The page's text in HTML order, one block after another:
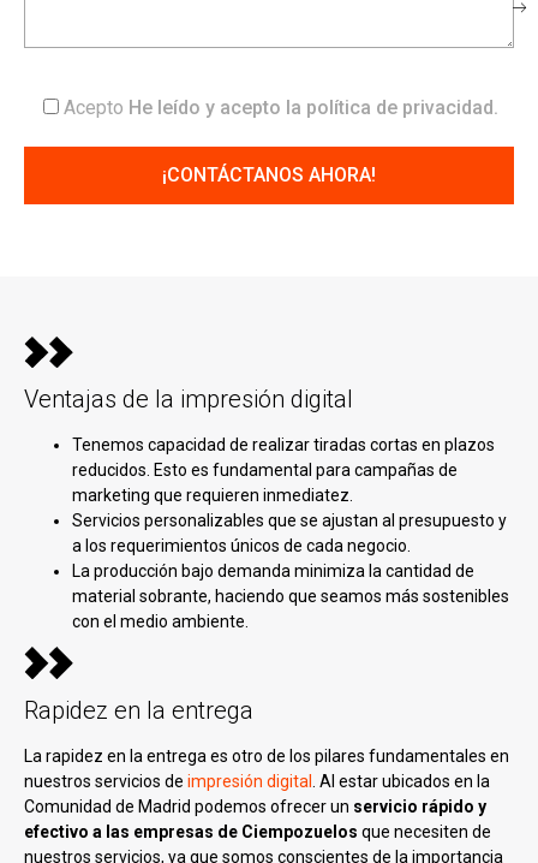
Acepto He leído y acepto la política de privacidad.
Ventajas de la impresión digital
Tenemos capacidad de realizar tiradas cortas en plazos
reducidos. Esto es fundamental para campañas de
marketing que requieren inmediatez.
Servicios personalizables que se ajustan al presupuesto y
a los requerimientos únicos de cada negocio.
La producción bajo demanda minimiza la cantidad de
material sobrante, haciendo que seamos más sostenibles
con el medio ambiente.
Rapidez en la entrega
La rapidez en la entrega es otro de los pilares fundamentales en
nuestros servicios de impresión digital
. Al estar ubicados en la
Comunidad de Madrid podemos ofrecer un servicio rápido y
efectivo a las empresas de Ciempozuelos que necesiten de
nuestros servicios, ya que somos conscientes de la importancia